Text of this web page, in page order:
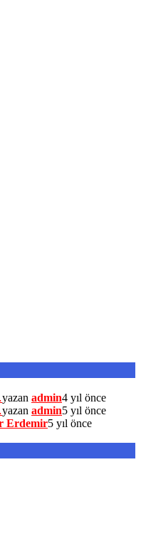
yazan admin4 yıl önce
yazan admin5 yıl önce
Erdemir5 yıl önce